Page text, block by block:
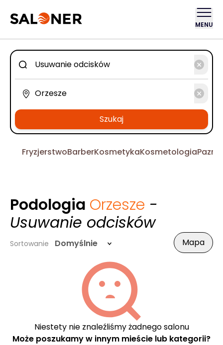
MENU
Szukaj
FryzjerstwoBarberKosmetykaKosmetologia
Podologia Orzesze -
Usuwanie odcisków
Sortowanie Domyślnie Mapa
Niestety nie znaleźliśmy żadnego salonu
Może poszukamy w innym mieście lub kategorii?